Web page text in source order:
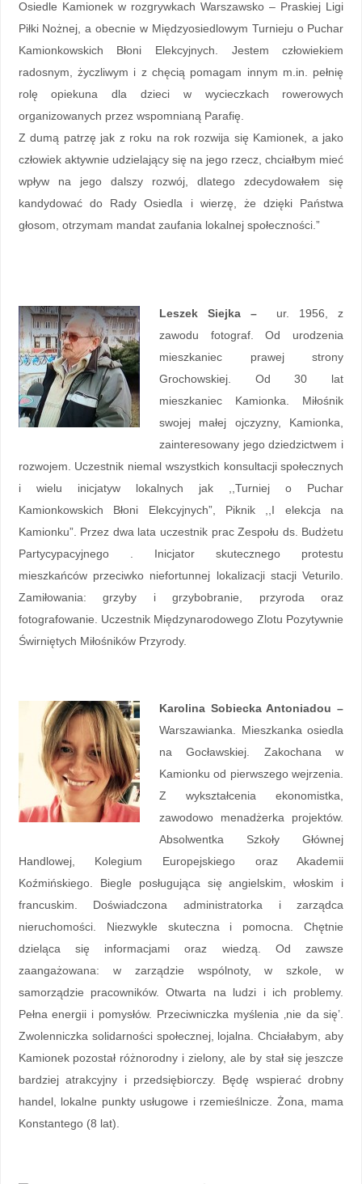
Osiedle Kamionek w rozgrywkach Warszawsko – Praskiej Ligi
Piłki Nożnej, a obecnie w Międzyosiedlowym Turnieju o Puchar
Kamionkowskich Błoni Elekcyjnych. Jestem człowiekiem
radosnym, życzliwym i z chęcią pomagam innym m.in. pełnię
rolę opiekuna dla dzieci w wycieczkach rowerowych
organizowanych przez wspomnianą Parafię.
Z dumą patrzę jak z roku na rok rozwija się Kamionek, a jako
człowiek aktywnie udzielający się na jego rzecz, chciałbym mieć
wpływ na jego dalszy rozwój, dlatego zdecydowałem się
kandydować do Rady Osiedla i wierzę, że dzięki Państwa
głosom, otrzymam mandat zaufania lokalnej społeczności.”
Leszek Siejka – ur.
1956, z
zawodu fotograf. Od urodzenia
mieszkaniec prawej strony
Grochowskiej. Od 30 lat
mieszkaniec Kamionka. Miłośnik
swojej małej ojczyzny, Kamionka,
zainteresowany jego dziedzictwem i
rozwojem. Uczestnik niemal wszystkich konsultacji społecznych
i wielu inicjatyw lokalnych jak ,,Turniej o Puchar
Kamionkowskich Błoni Elekcyjnych”, Piknik ,,I elekcja na
Kamionku”. Przez dwa lata uczestnik prac Zespołu ds. Budżetu
Partycypacyjnego . Inicjator skutecznego protestu
mieszkańców przeciwko niefortunnej lokalizacji stacji Veturilo.
Zamiłowania: grzyby i grzybobranie, przyroda oraz
fotografowanie. Uczestnik Międzynarodowego Zlotu Pozytywnie
Świrniętych Miłośników Przyrody.
Karolina Sobiecka Antoniadou –
Warszawianka. Mieszkanka osiedla
na Gocławskiej. Zakochana w
Kamionku od pierwszego wejrzenia.
Z wykształcenia ekonomistka,
zawodowo menadżerka projektów.
Absolwentka Szkoły Głównej
Handlowej, Kolegium Europejskiego oraz Akademii
Koźmińskiego. Biegle posługująca się angielskim, włoskim i
francuskim. Doświadczona administratorka i zarządca
nieruchomości. Niezwykle skuteczna i pomocna. Chętnie
dzieląca się informacjami oraz wiedzą. Od zawsze
zaangażowana: w zarządzie wspólnoty, w szkole, w
samorządzie pracowników. Otwarta na ludzi i ich problemy.
Pełna energii i pomysłów. Przeciwniczka myślenia ‚nie da się’.
Zwolenniczka solidarności społecznej, lojalna. Chciałabym, aby
Kamionek pozostał różnorodny i zielony, ale by stał się jeszcze
bardziej atrakcyjny i przedsiębiorczy. Będę wspierać drobny
handel, lokalne punkty usługowe i rzemieślnicze. Żona, mama
Konstantego (8 lat).